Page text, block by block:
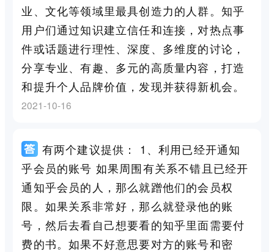
业、文化等领域里最具创造力的人群。知乎
用户们通过知识建立信任和连接，对热点事
件或话题进行理性、深度、多维度的讨论，
分享专业、有趣、多元的高质量内容，打造
和提升个人品牌价值，发现并获得新机会。
2021-10-16
有两个建议提供： 1、利用已经开通知
乎会员的账号 如果周围有关系不错且已经开
通知乎会员的人，那么就蹭他们的会员权
限。如果关系非常好，那么就登录他的账
号，然后去看自己想要看的知乎里面需要付
费的书。如果不好意思要对方的账号和密